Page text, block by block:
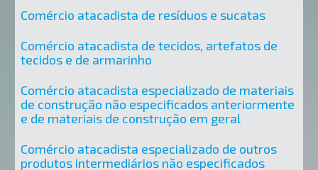
Comércio atacadista de resíduos e sucatas
Comércio atacadista de tecidos, artefatos de
tecidos e de armarinho
Comércio atacadista especializado de materiais
de construção não especificados anteriormente
e de materiais de construção em geral
Comércio atacadista especializado de outros
produtos intermediários não especificados